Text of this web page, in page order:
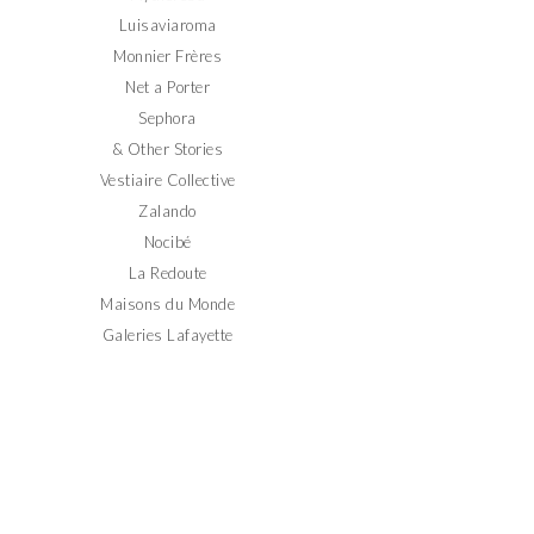
Luisaviaroma
Monnier Frères
Net a Porter
Sephora
& Other Stories
Vestiaire Collective
Zalando
Nocibé
La Redoute
Maisons du Monde
Galeries Lafayette